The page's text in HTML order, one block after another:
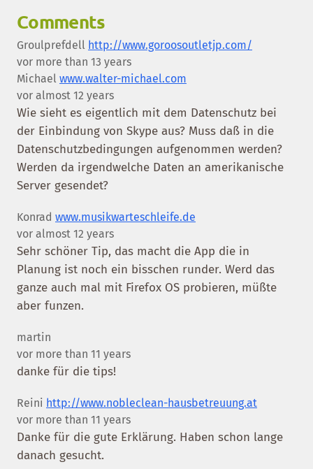
Comments
Groulprefdell http://www.goroosoutletjp.com/
vor more than 13 years
Michael www.walter-michael.com
vor almost 12 years
Wie sieht es eigentlich mit dem Datenschutz bei
der Einbindung von Skype aus? Muss daß in die
Datenschutzbedingungen aufgenommen werden?
Werden da irgendwelche Daten an amerikanische
Server gesendet?
Konrad www.musikwarteschleife.de
vor almost 12 years
Sehr schöner Tip, das macht die App die in
Planung ist noch ein bisschen runder. Werd das
ganze auch mal mit Firefox OS probieren, müßte
aber funzen.
martin
vor more than 11 years
danke für die tips!
Reini http://www.nobleclean-hausbetreuung.at
vor more than 11 years
Danke für die gute Erklärung. Haben schon lange
danach gesucht.